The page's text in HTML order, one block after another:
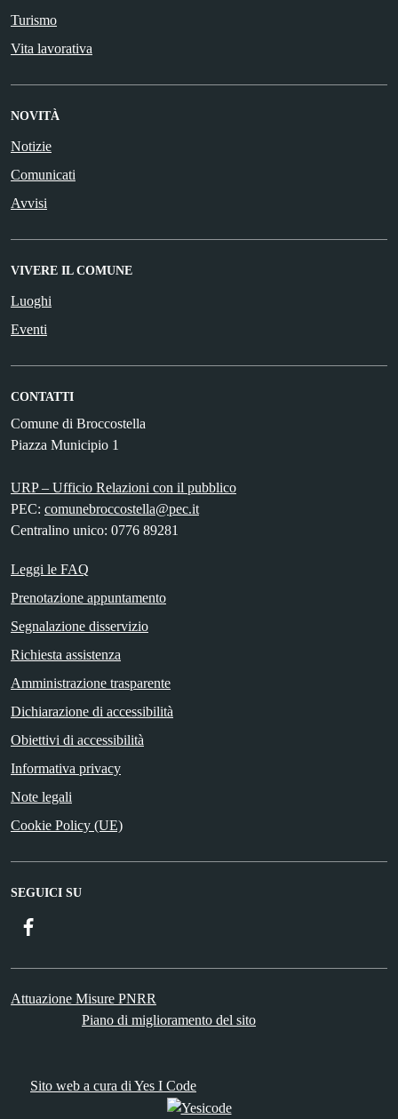
Turismo
Vita lavorativa
NOVITÀ
Notizie
Comunicati
Avvisi
VIVERE IL COMUNE
Luoghi
Eventi
CONTATTI
Comune di Broccostella
Piazza Municipio 1
URP – Ufficio Relazioni con il pubblico
PEC: comunebroccostella@pec.it
Centralino unico: 0776 89281
Leggi le FAQ
Prenotazione appuntamento
Segnalazione disservizio
Richiesta assistenza
Amministrazione trasparente
Dichiarazione di accessibilità
Obiettivi di accessibilità
Informativa privacy
Note legali
Cookie Policy (UE)
SEGUICI SU
Attuazione Misure PNRR
Piano di miglioramento del sito
Sito web a cura di Yes I Code